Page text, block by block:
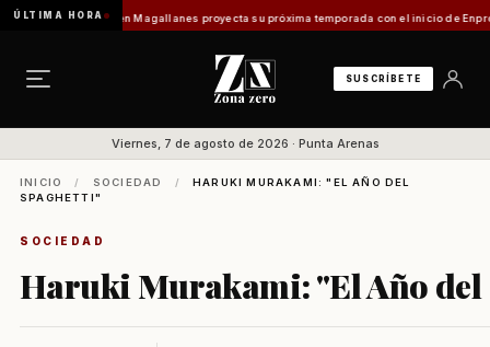
ÚLTIMA HORA
en Magallanes proyecta su próxima temporada con el inicio de Enprotur Patagonia
SUSCRÍBETE
Viernes, 7 de agosto de 2026 · Punta Arenas
INICIO / SOCIEDAD /
HARUKI MURAKAMI: "EL AÑO DEL
SPAGHETTI"
SOCIEDAD
Haruki Murakami: "El Año del